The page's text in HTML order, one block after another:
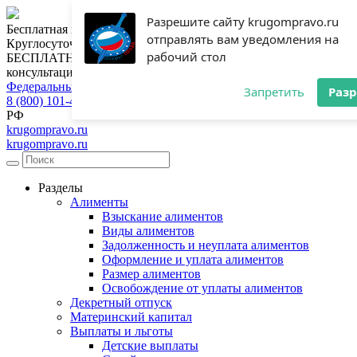
Разрешите сайту krugompravo.ru
отправлять вам уведомления на
рабочий стол
Запретить
Бесплатная консультация юриста
Круглосуточная горячая линия
БЕСПЛАТНАЯ
консультация
Федеральный номер
8 (800) 101-46-28
РФ
krugompravo.ru
krugompravo.ru
Разделы
Алименты
Взыскание алиментов
Виды алиментов
Задолженность и неуплата алиментов
Оформление и уплата алиментов
Размер алиментов
Освобождение от уплаты алиментов
Декретный отпуск
Материнский капитал
Выплаты и льготы
Детские выплаты